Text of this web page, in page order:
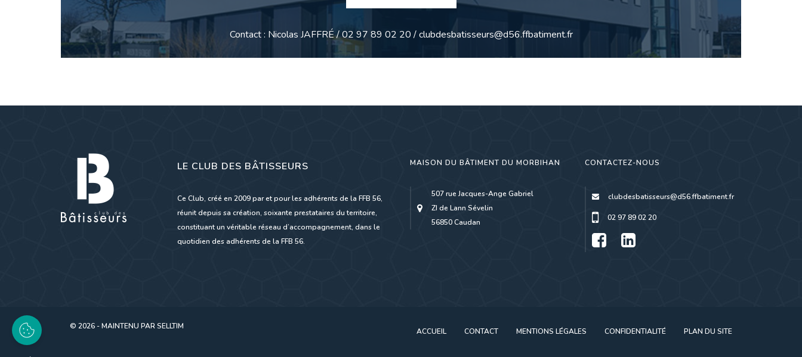
Contact : Nicolas JAFFRÉ / 02 97 89 02 20 / clubdesbatisseurs@d56.ffbatiment.fr
LE CLUB DES BÂTISSEURS
Ce Club, créé en 2009 par et pour les adhérents de la FFB 56,
réunit depuis sa création, soixante prestataires du territoire,
constituant un véritable réseau d’accompagnement, dans le
quotidien des adhérents de la FFB 56.
MAISON DU BÂTIMENT DU MORBIHAN
507 rue Jacques-Ange Gabriel
ZI de Lann Sévelin
56850 Caudan
CONTACTEZ-NOUS
clubdesbatisseurs@d56.ffbatiment.fr
02 97 89 02 20
© 2026 - MAINTENU PARSELLTIM
ACCUEIL CONTACT MENTIONS LÉGALES CONFIDENTIALITÉ PLAN DU SITE